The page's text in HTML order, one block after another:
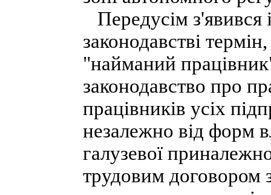
Передусім з'явився
законодавстві
"найманий
законодавство про
працівників усіх
незалежно від форм
галузевої
трудовим договором